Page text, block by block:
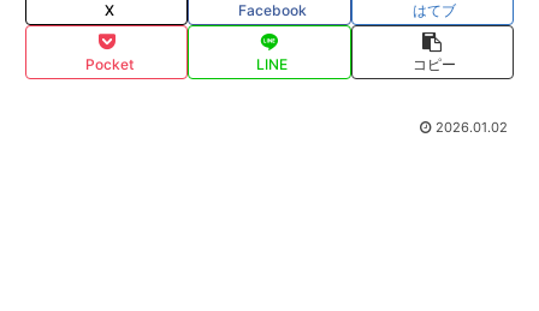
X Facebook はてブ
Pocket LINE コピー
2026.01.02